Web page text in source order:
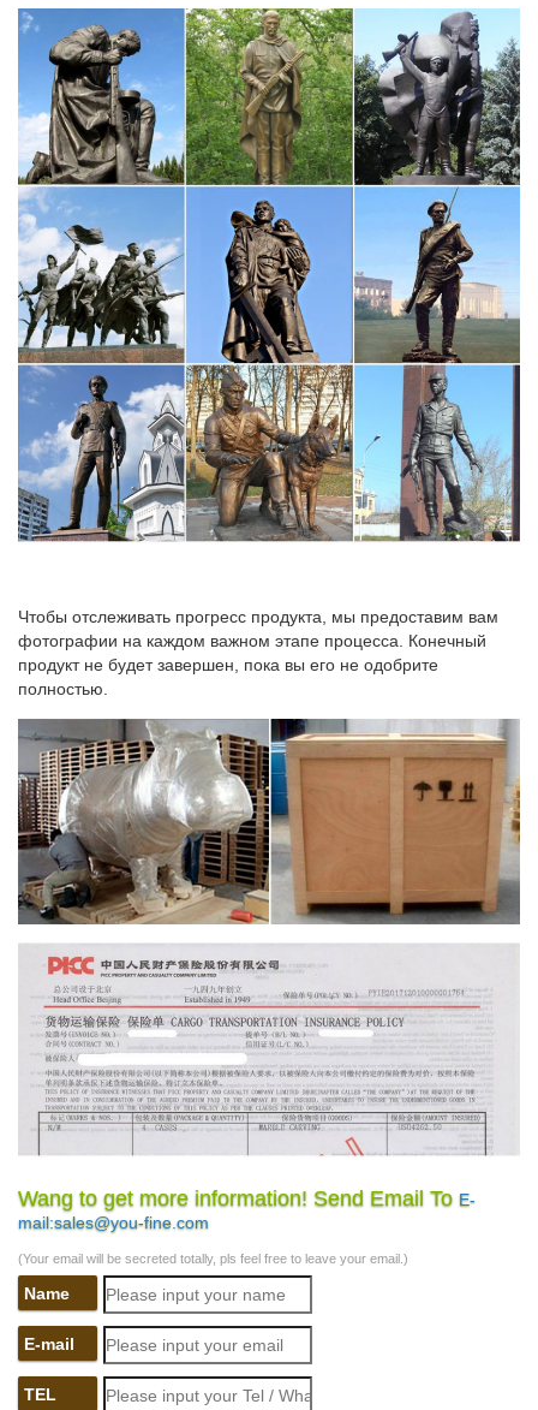
являетесь счастливым хозяином собаки или решили сделать
подарок.Не важно,кто живет в вашем доме:миниатюрный йорк
или белоснежная вести,мопс или благородная овчарка.Все
они наши.
Французский бульдог – лучший подарок | Веселый фарфор
Символ 2018 год — собака. Вы ещё не нашли подарок своим
родным и знакомым? Творческая мастерская Весёлого
фарфора ООО Чайник предлагает коллекцию фарфоровых
статуэток Французских Бульдогов.Где купить собаку породы
такса.
Чтобы отслеживать прогресс продукта, мы предоставим вам
фотографии на каждом важном этапе процесса. Конечный
продукт не будет завершен, пока вы его не одобрите
полностью.
Wang to get more information! Send Email To E-
mail:sales@you-fine.com
(Your email will be secreted totally, pls feel free to leave your email.)
Name
E-mail
TEL